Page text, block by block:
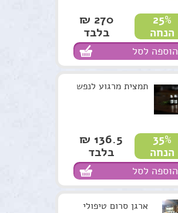
ירוקות
האר"י
האתר
25%
הנחה
270 ₪
בלבד
הוספה לסל
תמצית מרגוע לנפש
35%
הנחה
136.5 ₪
בלבד
הוספה לסל
ארגן סרום טיפולי